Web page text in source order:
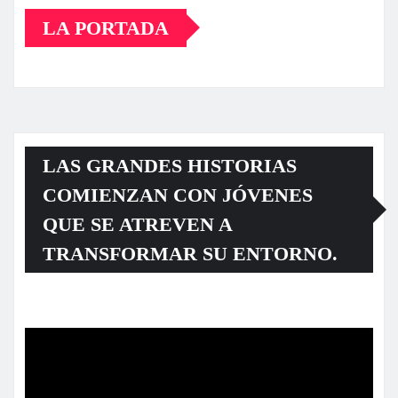
LA PORTADA
LAS GRANDES HISTORIAS
COMIENZAN CON JÓVENES
QUE SE ATREVEN A
TRANSFORMAR SU ENTORNO.